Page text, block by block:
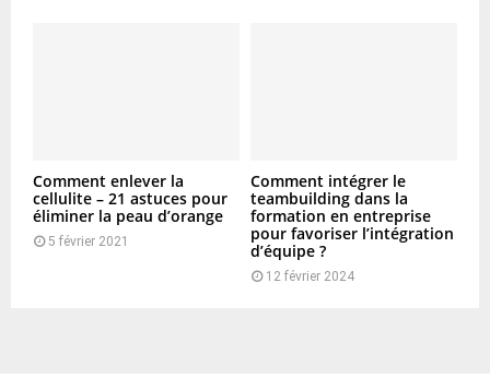
Comment enlever la
cellulite – 21 astuces pour
éliminer la peau d’orange
5 février 2021
Comment intégrer le
teambuilding dans la
formation en entreprise
pour favoriser l’intégration
d’équipe ?
12 février 2024